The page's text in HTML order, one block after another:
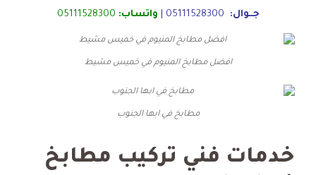
جــوال: 05111528300 واتساب: 05111528300
افضل مطابخ المنيوم في خميس مشيط
مطابخ في ابها الجنوب
خدمات فني تركيب مطابخ